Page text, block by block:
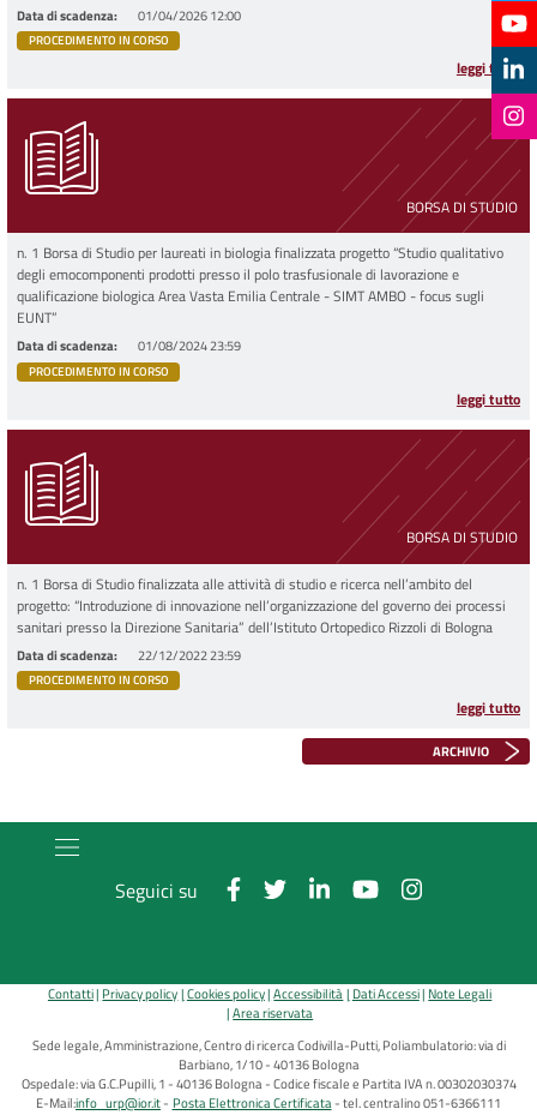
Data di scadenza 01/04/2026 12:00
PROCEDIMENTO IN CORSO
leggi tutto
BORSA DI STUDIO
n. 1 Borsa di Studio per laureati in biologia finalizzata progetto “Studio qualitativo
degli emocomponenti prodotti presso il polo trasfusionale di lavorazione e
qualificazione biologica Area Vasta Emilia Centrale - SIMT AMBO - focus sugli
EUNT”
Data di scadenza 01/08/2024 23:59
PROCEDIMENTO IN CORSO
leggi tutto
BORSA DI STUDIO
n. 1 Borsa di Studio finalizzata alle attività di studio e ricerca nell’ambito del
progetto: “Introduzione di innovazione nell’organizzazione del governo dei processi
sanitari presso la Direzione Sanitaria” dell’Istituto Ortopedico Rizzoli di Bologna
Data di scadenza 22/12/2022 23:59
PROCEDIMENTO IN CORSO
leggi tutto
ARCHIVIO
Seguici su
Contatti Privacy policy Cookies policy Accessibilità Dati Accessi Note Legali
Area riservata
Sede legale, Amministrazione, Centro di ricerca Codivilla-Putti, Poliambulatorio: via di
Barbiano, 1/10 - 40136 Bologna
Ospedale: via G.C.Pupilli, 1 - 40136 Bologna - Codice fiscale e Partita IVA n. 00302030374
E-Mail:info_urp@ior.it Posta Elettronica Certificata tel. centralino 051-6366111